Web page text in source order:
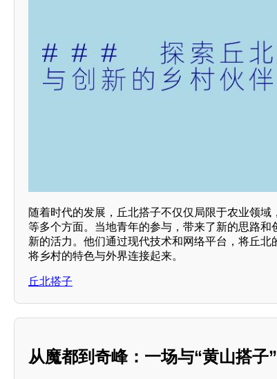
随着时代的发展，丘北搭子不仅仅局限于农业领
等多个方面。当地青年的参与，带来了新的思路和
新的活力。他们通过现代技术和网络平台，将丘北
将乡村的特色与外界连接起来。
丘北搭子
从魔都到奇峰：一场与“黄山搭子